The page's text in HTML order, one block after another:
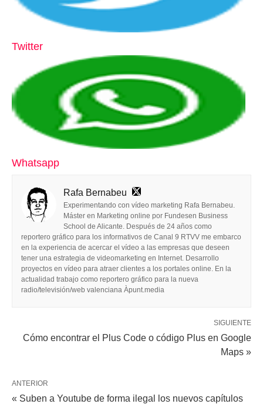
Twitter
Whatsapp
Rafa Bernabeu
Experimentando con vídeo marketing Rafa Bernabeu.
Máster en Marketing online por Fundesen Business
School de Alicante. Después de 24 años como
reportero gráfico para los informativos de Canal 9 RTVV me embarco
en la experiencia de acercar el vídeo a las empresas que deseen
tener una estrategia de videomarketing en Internet. Desarrollo
proyectos en vídeo para atraer clientes a los portales online. En la
actualidad trabajo como reportero gráfico para la nueva
radio/televisión/web valenciana Àpunt.media
SIGUIENTE
Cómo encontrar el Plus Code o código Plus en Google
Maps »
ANTERIOR
« Suben a Youtube de forma ilegal los nuevos capítulos